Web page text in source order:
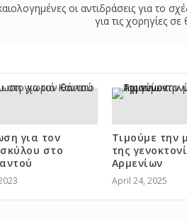
οι αντιδράσεις για το
για τις χορηγίες
για τον
στο
Τιμούμε την
της
Αρμενίων
April 24, 2025